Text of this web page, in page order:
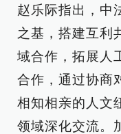
赵乐际指出，中
之基，搭建互利
域合作，拓展人
合作，通过协商
相知相亲的人文
领域深化交流。